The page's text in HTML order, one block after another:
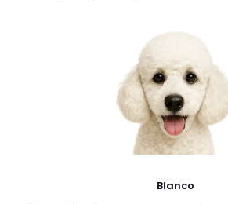
Blanco